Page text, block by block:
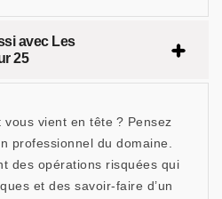
avec Les
25
vient en tête ? Pensez
professionnel du domaine.
des opérations risquées qui
et des savoir-faire d’un